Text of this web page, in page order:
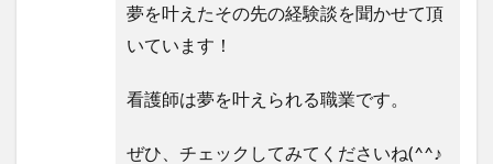
夢を叶えたその先の経験談を聞かせて頂
いています！
看護師は夢を叶えられる職業です。
ぜひ、チェックしてみてくださいね(^^♪